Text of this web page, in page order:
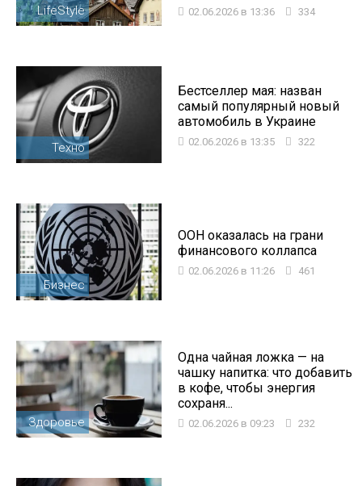
LifeStyle 02.06.2026 в 13:36 334
Техно
Бестселлер мая: назван
самый популярный новый
автомобиль в Украине
02.06.2026 в 13:35 322
Бизнес
ООН оказалась на грани
финансового коллапса
02.06.2026 в 11:26 461
Здоровье
Одна чайная ложка — на
чашку напитка: что добавить
в кофе, чтобы энергия
сохраня...
02.06.2026 в 09:23 232